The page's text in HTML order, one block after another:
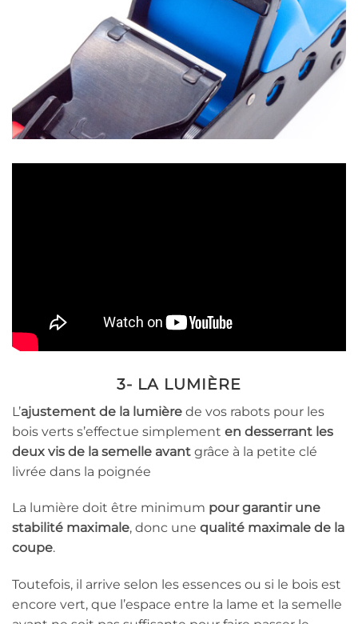
3- LA LUMIÈRE
L’ajustement de la lumière de vos rabots pour les
bois verts s’effectue simplement en desserrant les
deux vis de la semelle avant grâce à la petite clé
livrée dans la poignée
La lumière doit être minimum pour garantir une
stabilité maximale, donc une qualité maximale de la
coupe.
Toutefois, il arrive selon les essences ou si le bois est
encore vert, que l’espace entre la lame et la semelle